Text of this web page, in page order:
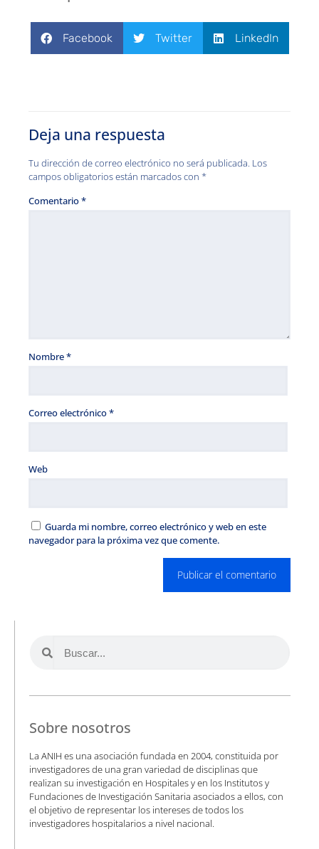
Facebook Twitter LinkedIn
Deja una respuesta
Tu dirección de correo electrónico no será publicada. Los
campos obligatorios están marcados con *
Comentario*
Nombre*
Correo electrónico*
Web
Guarda mi nombre, correo electrónico y web en este
navegador para la próxima vez que comente.
Sobre nosotros
La ANIH es una asociación fundada en 2004, constituida por
investigadores de una gran variedad de disciplinas que
realizan su investigación en Hospitales y en los Institutos y
Fundaciones de Investigación Sanitaria asociados a ellos, con
el objetivo de representar los intereses de todos los
investigadores hospitalarios a nivel nacional.